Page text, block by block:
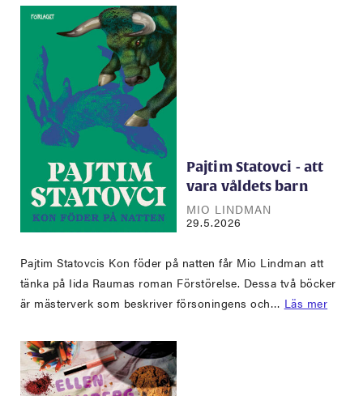
Pajtim Statovci - att
vara våldets barn
MIO LINDMAN
29.5.2026
Pajtim Statovcis Kon föder på natten får Mio Lindman att
tänka på Iida Raumas roman Förstörelse. Dessa två böcker
är mästerverk som beskriver försoningens och… Läs mer